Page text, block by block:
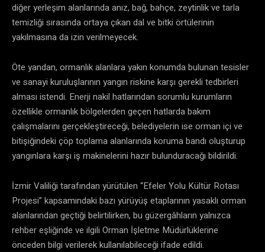
diğer yerleşim alanlarında anız, bağ, bahçe, zeytinlik ve tarla
temizliği sırasında ortaya çıkan dal ve bitki örtülerinin
yakılmasına da izin verilmeyecek.
Öte yandan, ormanlık alanlara yakın konumda bulunan tesisler
ve sanayi kuruluşlarının yangın riskine karşı gerekli tedbirleri
alması istendi. Enerji nakil hatlarından sorumlu kurumların
özellikle ormanlık bölgelerden geçen hatlarda bakım
çalışmalarını gerçekleştireceği, belediyelerin ise orman içi ve
bitişiğindeki çöp toplama alanlarında koruma bandı oluşturup
yangınlara karşı iş makinelerini hazır bulunduracağı bildirildi.
İzmir Valiliği tarafından yürütülen “Efeler Yolu Kültür Rotası
Projesi” kapsamındaki bazı yürüyüş etaplarının yasaklı orman
alanlarından geçtiği belirtilirken, bu güzergâhların yalnızca
rehber eşliğinde ve ilgili Orman İşletme Müdürlüklerine
önceden bilgi verilerek kullanılabileceği ifade edildi.